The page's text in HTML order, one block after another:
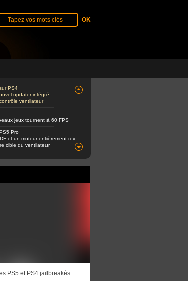
PS4
updater intégré
ventilateur
jeux tournent à 60 FPS
Pro
et un moteur entièrement revu
cible du ventilateur
PS5 et PS4 jailbreakés.